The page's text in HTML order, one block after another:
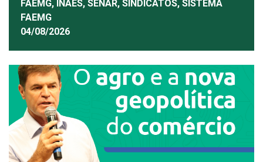
FAEMG, INAES, SENAR, SINDICATOS, SISTEMA
FAEMG
04/08/2026